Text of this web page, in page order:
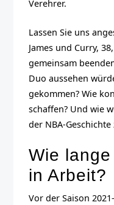
Verehrer.
Lassen Sie uns
James und Curry,
gemeinsam
Duo aussehen
gekommen? Wie
schaffen? Und wie
der NBA-
Wie
in Arbeit?
Vor der Saison